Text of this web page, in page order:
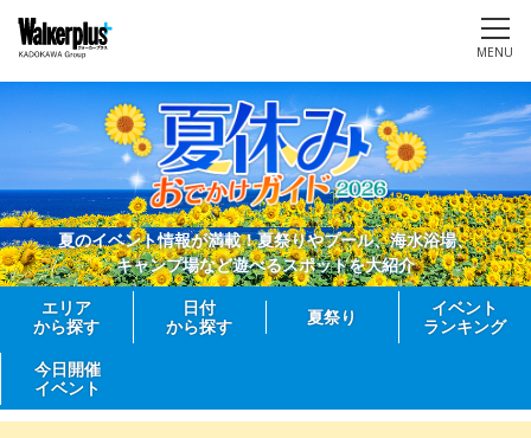
MENU
夏のイベント情報が満載！夏祭りやプール、海水浴場、
キャンプ場など遊べるスポットを大紹介
エリア
から探す
日付
から探す
夏祭り
イベント
ランキング
今日開催
イベント